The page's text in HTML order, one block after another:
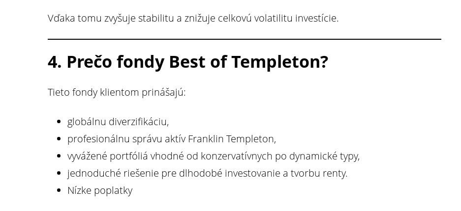
Vďaka tomu zvyšuje stabilitu a znižuje celkovú volatilitu investície.
4. Prečo fondy Best of Templeton?
Tieto fondy klientom prinášajú:
globálnu diverzifikáciu,
profesionálnu správu aktív Franklin Templeton,
vyvážené portfóliá vhodné od konzervatívnych po dynamické typy,
jednoduché riešenie pre dlhodobé investovanie a tvorbu renty.
Nízke poplatky